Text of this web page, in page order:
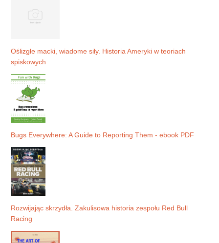
Oślizgłe macki, wiadome siły. Historia Ameryki w teoriach
spiskowych
Bugs Everywhere: A Guide to Reporting Them - ebook PDF
Rozwijając skrzydła. Zakulisowa historia zespołu Red Bull
Racing